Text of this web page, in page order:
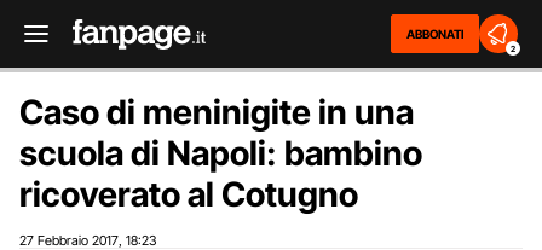
ABBONATI
2
Caso di meninigite in una
scuola di Napoli: bambino
ricoverato al Cotugno
27 Febbraio 2017 18:23